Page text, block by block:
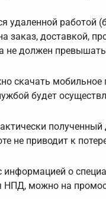
удаленной работой
заказ, доставкой,
не должен
скачать
будет
не приводит к
информацией о
НПД, можно на